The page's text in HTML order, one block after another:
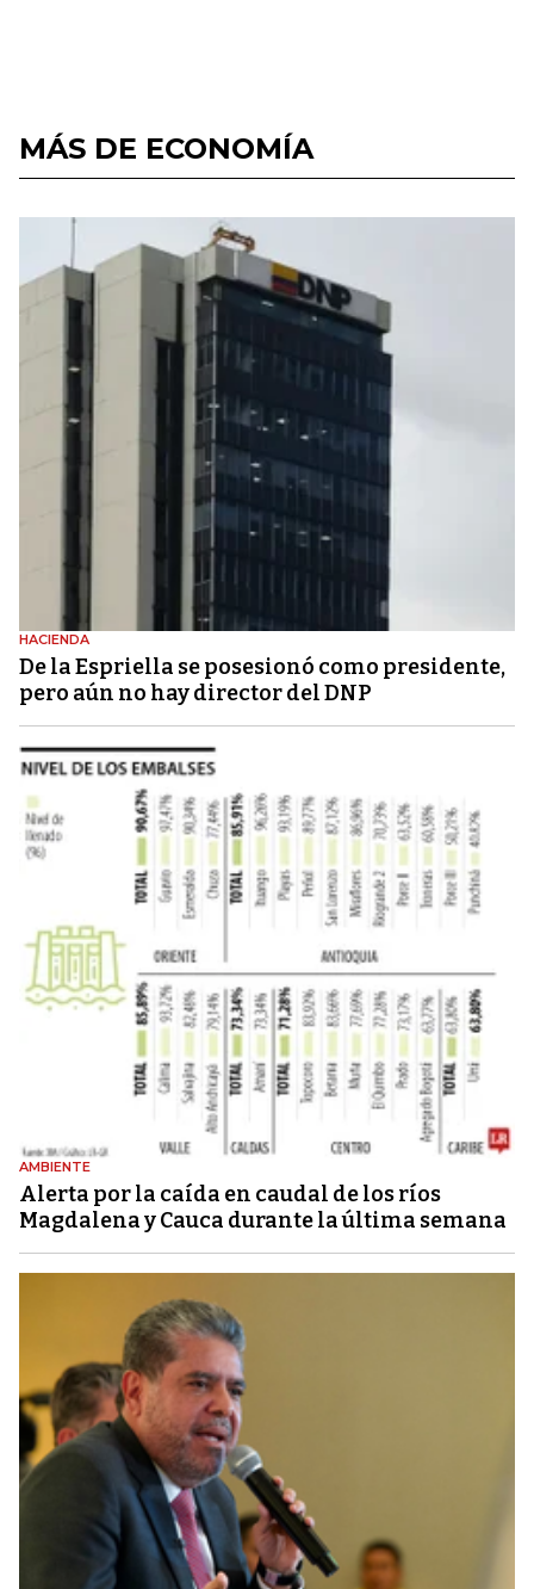
MÁS DE ECONOMÍA
HACIENDA
De la Espriella se posesionó como presidente,
pero aún no hay director del DNP
AMBIENTE
Alerta por la caída en caudal de los ríos
Magdalena y Cauca durante la última semana